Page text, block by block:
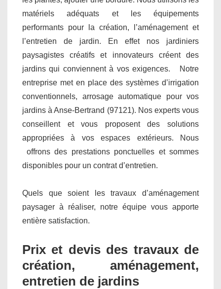
matériels adéquats et les équipements
performants pour la création, l’aménagement et
l’entretien de jardin. En effet nos jardiniers
paysagistes créatifs et innovateurs créent des
jardins qui conviennent à vos exigences. Notre
entreprise met en place des systèmes d’irrigation
conventionnels, arrosage automatique pour vos
jardins à Anse-Bertrand (97121). Nos experts vous
conseillent et vous proposent des solutions
appropriées à vos espaces extérieurs. Nous
offrons des prestations ponctuelles et sommes
disponibles pour un contrat d’entretien.
Quels que soient les travaux d’aménagement
paysager à réaliser, notre équipe vous apporte
entière satisfaction.
Prix et devis des travaux de
création, aménagement,
entretien de jardins